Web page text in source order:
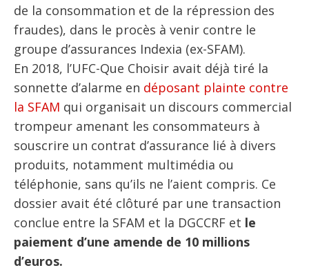
de la consommation et de la répression des
fraudes), dans le procès à venir contre le
groupe d’assurances Indexia (ex-SFAM).
En 2018, l’UFC-Que Choisir avait déjà tiré la
sonnette d’alarme en déposant plainte contre
la SFAM qui organisait un discours commercial
trompeur amenant les consommateurs à
souscrire un contrat d’assurance lié à divers
produits, notamment multimédia ou
téléphonie, sans qu’ils ne l’aient compris. Ce
dossier avait été clôturé par une transaction
conclue entre la SFAM et la DGCCRF et le
paiement d’une amende de 10 millions
d’euros.